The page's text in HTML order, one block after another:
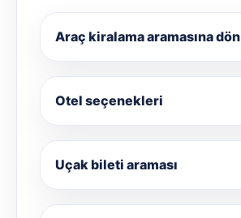
Araç kiralama aramasına dön
Otel seçenekleri
Uçak bileti araması